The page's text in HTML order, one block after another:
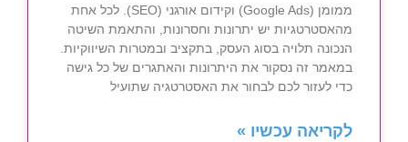
ממומן (Google Ads) וקידום אורגני (SEO). לכל אחת
מהאסטרטגיות יש יתרונות וחסרונות, והתאמת השיטה
הנכונה תלויה בסוג העסק, בתקציב ובמטרות השיווקיות.
במאמר זה נסקור את היתרונות והאתגרים של כל גישה
כדי לעזור לכם לבחור את האסטרטגיה שתועיל
לקריאה עכשיו »